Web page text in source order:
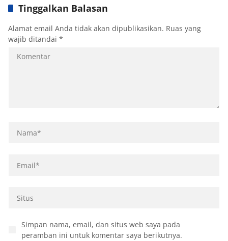
Tinggalkan Balasan
Alamat email Anda tidak akan dipublikasikan. Ruas yang
wajib ditandai *
Simpan nama, email, dan situs web saya pada
peramban ini untuk komentar saya berikutnya.